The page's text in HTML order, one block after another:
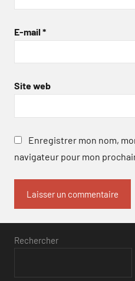
E-mail *
Site web
Enregistrer mon nom,
navigateur pour mon
Rechercher